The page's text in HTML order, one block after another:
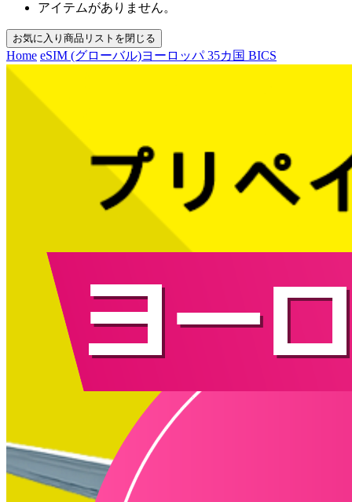
アイテムがありません。
お気に入り商品リストを閉じる
Home eSIM (グローバル)ヨーロッパ 35カ国 BICS